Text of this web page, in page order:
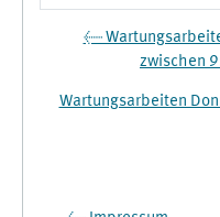
←
zwischen
Wartungsarbeiten